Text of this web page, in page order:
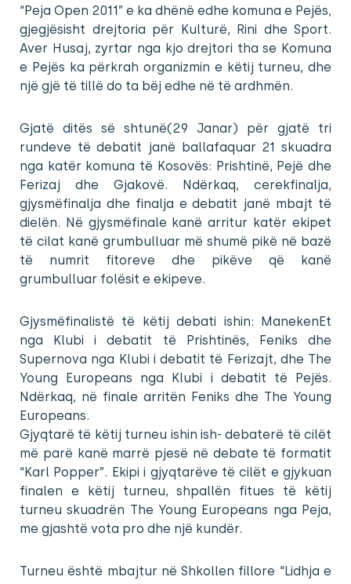
“Peja Open 2011” e ka dhënë edhe komuna e Pejës,
gjegjësisht drejtoria për Kulturë, Rini dhe Sport.
Aver Husaj, zyrtar nga kjo drejtori tha se Komuna
e Pejës ka përkrah organizmin e këtij turneu, dhe
një gjë të tillë do ta bëj edhe në të ardhmën.
Gjatë ditës së shtunë(29 Janar) për gjatë tri
rundeve të debatit janë ballafaquar 21 skuadra
nga katër komuna të Kosovës: Prishtinë, Pejë dhe
Ferizaj dhe Gjakovë. Ndërkaq, cerekfinalja,
gjysmëfinalja dhe finalja e debatit janë mbajt të
dielën. Në gjysmëfinale kanë arritur katër ekipet
të cilat kanë grumbulluar më shumë pikë në bazë
të numrit fitoreve dhe pikëve që kanë
grumbulluar folësit e ekipeve.
Gjysmëfinalistë të këtij debati ishin: ManekenEt
nga Klubi i debatit të Prishtinës, Feniks dhe
Supernova nga Klubi i debatit të Ferizajt, dhe The
Young Europeans nga Klubi i debatit të Pejës.
Ndërkaq, në finale arritën Feniks dhe The Young
Europeans.
Gjyqtarë të këtij turneu ishin ish- debaterë të cilët
më parë kanë marrë pjesë në debate të formatit
“Karl Popper”. Ekipi i gjyqtarëve të cilët e gjykuan
finalen e këtij turneu, shpallën fitues të këtij
turneu skuadrën The Young Europeans nga Peja,
me gjashtë vota pro dhe një kundër.
Turneu është mbajtur në Shkollen fillore “Lidhja e